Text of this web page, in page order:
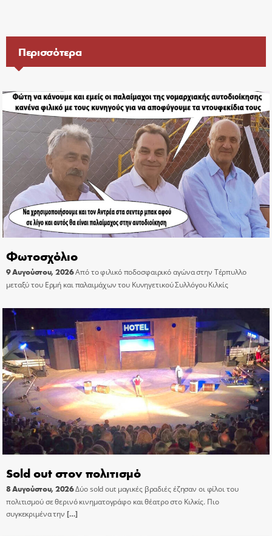
Περισσότερα
Φωτοσχόλιο
9 Αυγούστου, 2026Από το φιλικό ποδοσφαιρικό αγώνα στην Τέρπυλλο
μεταξύ του Ερμή και παλαιμάχων του Κυνηγετικού Συλλόγου Κιλκίς
Sold out στον πολιτισμό
8 Αυγούστου, 2026Δύο sold out μαγικές βραδιές έζησαν οι φίλοι του
πολιτισμού σε θερινό κινηματογράφο και θέατρο στο Κιλκίς. Πιο
συγκεκριμένα την […]